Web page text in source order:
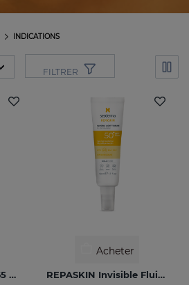
INDICATIONS
FILTRER
REPASKIN URBAN 365 Oily Skin SPF50
Acheter
REPASKIN Invisible Fluid SPF50+